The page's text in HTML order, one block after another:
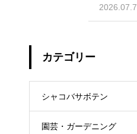
2026.07.7
カテゴリー
シャコバサボテン
園芸・ガーデニング